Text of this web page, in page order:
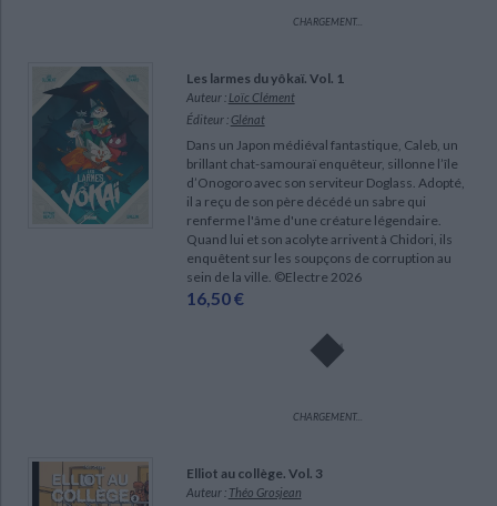
CHARGEMENT...
Les larmes du yôkaï. Vol. 1
Auteur : Loïc Clément
Éditeur : Glénat
Dans un Japon médiéval fantastique, Caleb, un
brillant chat-samouraï enquêteur, sillonne l’île
d’Onogoro avec son serviteur Doglass. Adopté,
il a reçu de son père décédé un sabre qui
renferme l'âme d'une créature légendaire.
Quand lui et son acolyte arrivent à Chidori, ils
enquêtent sur les soupçons de corruption au
sein de la ville. ©Electre 2026
16,50 €
CHARGEMENT...
Elliot au collège. Vol. 3
Auteur : Théo Grosjean